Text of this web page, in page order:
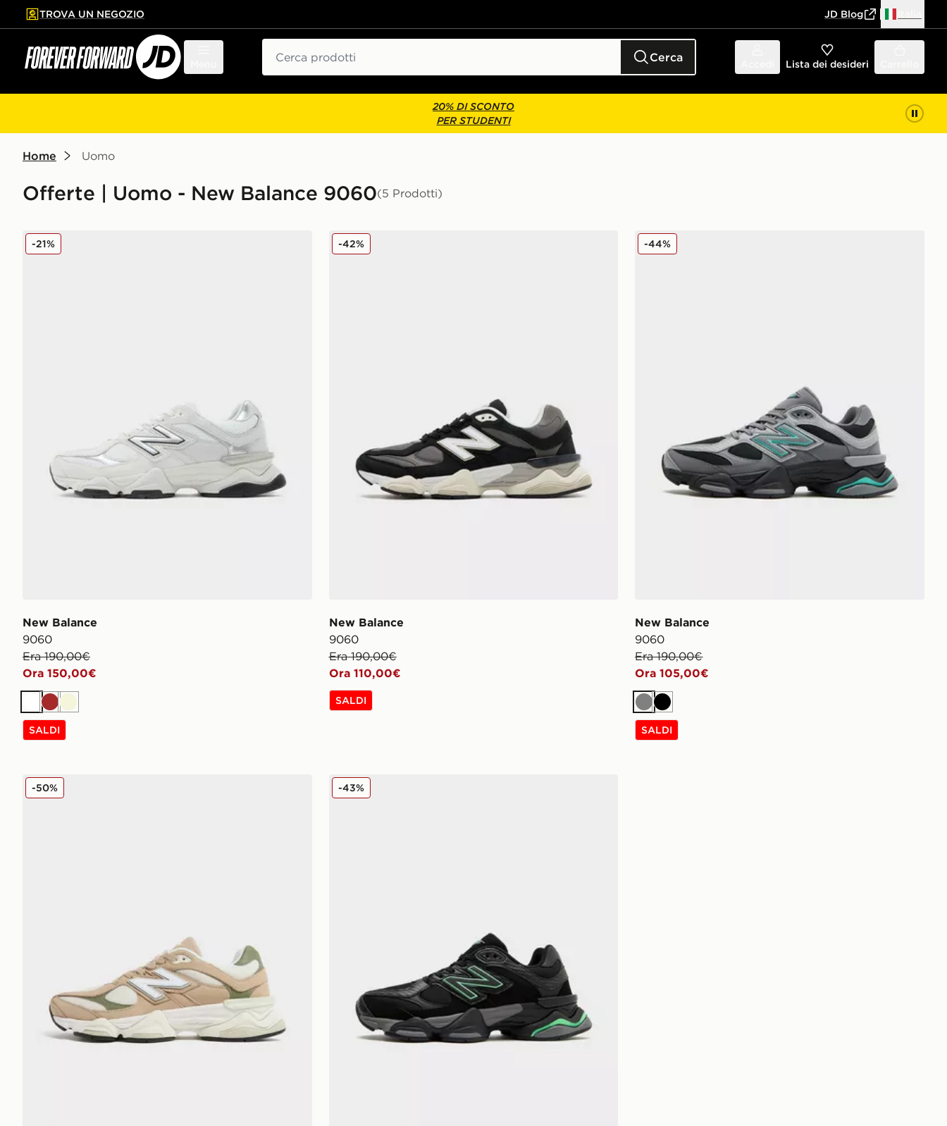
contenuto principale
a fondo pagina
TROVA UN NEGOZIO JD Blog
Cerca Lista dei desideri
20% DI SCONTO
PER STUDENTI
Home Uomo
Offerte | Uomo - New Balance 9060(5 Prodotti)
New Balance 9060
New Balance
9060
Era 190,00€
Ora 150,00€
-21%
BiancoMarrone
Beige
SALDI
New Balance 9060
New Balance
9060
Era 190,00€
Ora 110,00€
-42%
SALDI
New Balance 9060
New Balance
9060
Era 190,00€
Ora 105,00€
-44%
Grigio
Nero
SALDI
New Balance 9060
-50% New Balance 9060
-43%